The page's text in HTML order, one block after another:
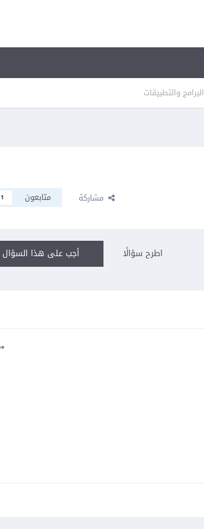
البرامج والتطبيقات
مشاركة متابعون 1
أجب على هذا السؤال اطرح سؤالًا